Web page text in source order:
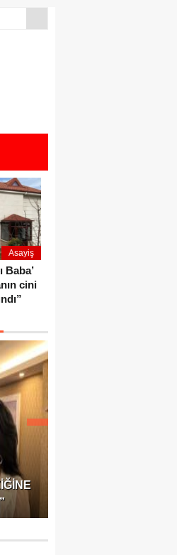
Asayiş
Baba’
cini